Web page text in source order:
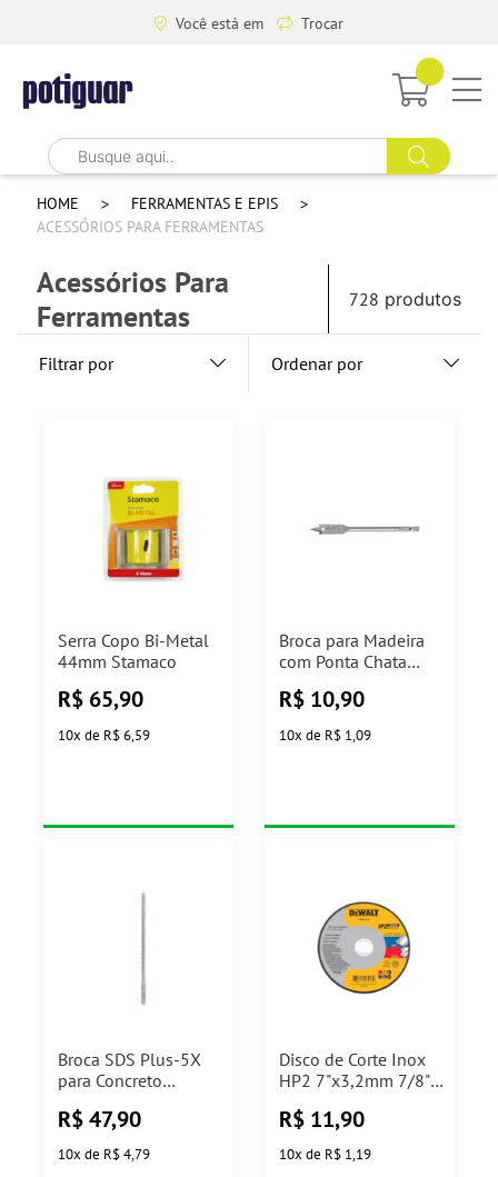
Você está em Trocar
HOME
FERRAMENTAS E EPIS
ACESSÓRIOS PARA FERRAMENTAS
Acessórios Para
Ferramentas
728 produtos
Filtrar por Ordenar por
Serra Copo Bi-Metal
44mm Stamaco
R$ 65,90
10x de R$ 6,59
Broca para Madeira
com Ponta Chata
Tramontina
R$ 10,90
10x de R$ 1,09
Broca SDS Plus-5X
para Concreto
Bosch
R$ 47,90
10x de R$ 4,79
Disco de Corte Inox
HP2 7"x3,2mm 7/8"
R$ 11,90
10x de R$ 1,19